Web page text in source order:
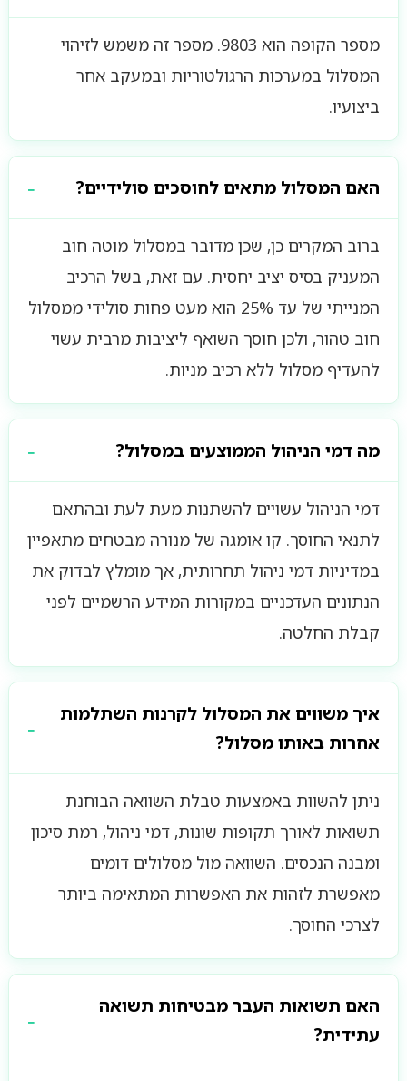
מספר הקופה הוא 9803. מספר זה משמש לזיהוי
המסלול במערכות הרגולטוריות ובמעקב אחר
ביצועיו.
האם המסלול מתאים לחוסכים סולידיים?
ברוב המקרים כן, שכן מדובר במסלול מוטה חוב
המעניק בסיס יציב יחסית. עם זאת, בשל הרכיב
המנייתי של עד 25% הוא מעט פחות סולידי ממסלול
חוב טהור, ולכן חוסך השואף ליציבות מרבית עשוי
להעדיף מסלול ללא רכיב מניות.
מה דמי הניהול הממוצעים במסלול?
דמי הניהול עשויים להשתנות מעת לעת ובהתאם
לתנאי החוסך. קו אומגה של מנורה מבטחים מתאפיין
במדיניות דמי ניהול תחרותית, אך מומלץ לבדוק את
הנתונים העדכניים במקורות המידע הרשמיים לפני
קבלת החלטה.
איך משווים את המסלול לקרנות השתלמות
אחרות באותו מסלול?
ניתן להשוות באמצעות טבלת השוואה הבוחנת
תשואות לאורך תקופות שונות, דמי ניהול, רמת סיכון
ומבנה הנכסים. השוואה מול מסלולים דומים
מאפשרת לזהות את האפשרות המתאימה ביותר
לצרכי החוסך.
האם תשואות העבר מבטיחות תשואה
עתידית?